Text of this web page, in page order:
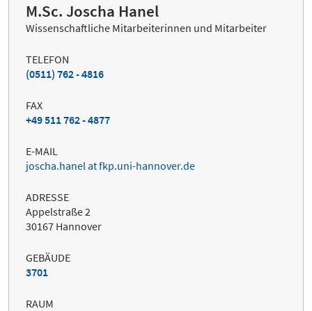
M.Sc. Joscha Hanel
Wissenschaftliche Mitarbeiterinnen und Mitarbeiter
TELEFON
(0511) 762 - 4816
FAX
+49 511 762 - 4877
E-MAIL
joscha.hanel at fkp.uni-hannover.de
ADRESSE
Appelstraße 2
30167 Hannover
GEBÄUDE
3701
RAUM